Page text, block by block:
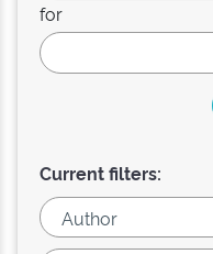
for
Current filters: